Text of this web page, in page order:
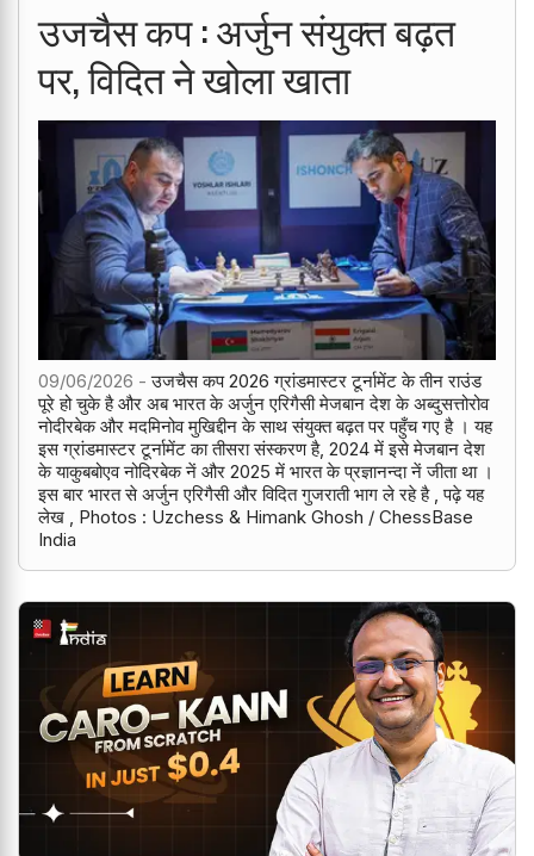
उजचैस कप : अर्जुन संयुक्त बढ़त
पर, विदित ने खोला खाता
09/06/2026 - उजचैस कप 2026 ग्रांडमास्टर टूर्नामेंट के तीन राउंड
पूरे हो चुके है और अब भारत के अर्जुन एरिगैसी मेजबान देश के अब्दुसत्तोरोव
नोदीरबेक और मदमिनोव मुखिद्दीन के साथ संयुक्त बढ़त पर पहुँच गए है । यह
इस ग्रांडमास्टर टूर्नामेंट का तीसरा संस्करण है, 2024 में इसे मेजबान देश
के याकुबबोएव नोदिरबेक नें और 2025 में भारत के प्रज्ञानन्दा नें जीता था ।
इस बार भारत से अर्जुन एरिगैसी और विदित गुजराती भाग ले रहे है , पढ़े यह
लेख , Photos : Uzchess & Himank Ghosh / ChessBase
India